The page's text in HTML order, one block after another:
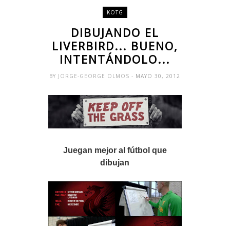
KOTG
DIBUJANDO EL
LIVERBIRD... BUENO,
INTENTÁNDOLO...
BY JORGE-GEORGE OLMOS- MAYO 30, 2012
Juegan mejor al fútbol que
dibujan